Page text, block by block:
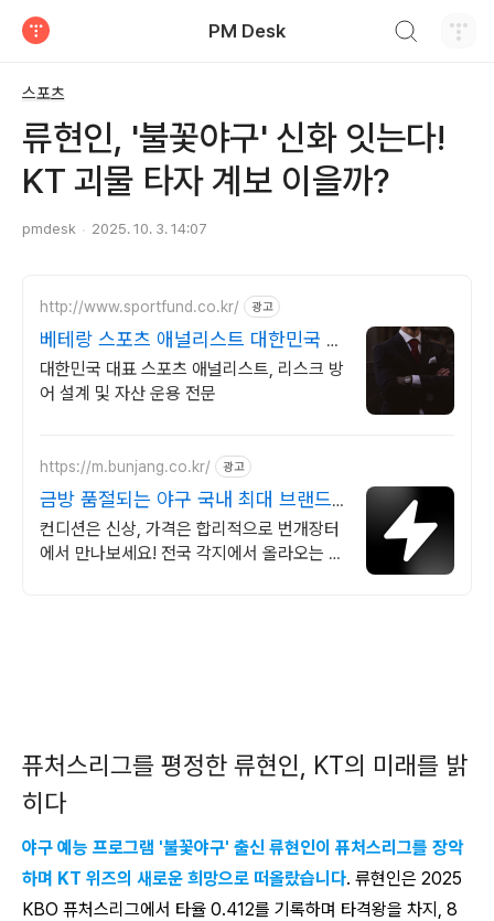
PM Desk
스포츠
류현인, '불꽃야구' 신화 잇는다!
KT 괴물 타자 계보 이을까?
pmdesk 2025. 10. 3. 14:07
http://www.sportfund.co.kr/ 광고
베테랑 스포츠 애널리스트 대한민국 1
순위 전력 분석가
대한민국 대표 스포츠 애널리스트, 리스크 방
어 설계 및 자산 운용 전문
https://m.bunjang.co.kr/ 광고
금방 품절되는 야구 국내 최대 브랜드
중고거래
컨디션은 신상, 가격은 합리적으로 번개장터
에서 만나보세요! 전국 각지에서 올라오는 전
퓨처스리그를 평정한 류현인, KT의 미래를 밝
히다
야구 예능 프로그램 '불꽃야구' 출신 류현인이 퓨처스리그를 장악
하며 KT 위즈의 새로운 희망으로 떠올랐습니다. 류현인은 2025
KBO 퓨처스리그에서 타율 0.412를 기록하며 타격왕을 차지, 8